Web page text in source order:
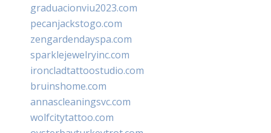
graduacionviu2023.com
pecanjackstogo.com
zengardendayspa.com
sparklejewelryinc.com
ironcladtattoostudio.com
bruinshome.com
annascleaningsvc.com
wolfcitytattoo.com